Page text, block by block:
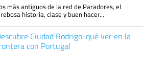
más antiguos de la red de Paradores, el
historia, clase y buen hacer...
Ciudad Rodrigo: qué ver en la
con Portugal